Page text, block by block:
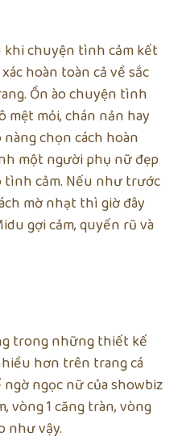
khi chuyện tình cảm kết
hoàn toàn cả về sắc
Ồn ào chuyện tình
mệt mỏi, chán nản hay
chọn cách hoàn
một người phụ nữ đẹp
tình cảm. Nếu như trước
mờ nhạt thì giờ đây
gợi cảm, quyến rũ và
trong những thiết kế
hơn trên trang cá
ngọc nữ của showbiz
vòng 1 căng tràn, vòng
như vậy.